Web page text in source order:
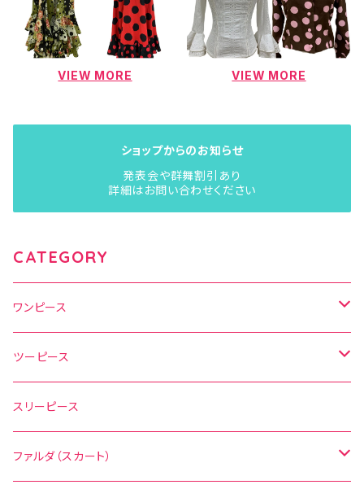
VIEW MORE VIEW MORE
ショップからのお知らせ
発表会や群舞割引あり
詳細はお問い合わせください
CATEGORY
ワンピース
水玉
花柄
無地
ツーピース
水玉
花柄
スリーピース
ファルダ（スカート）